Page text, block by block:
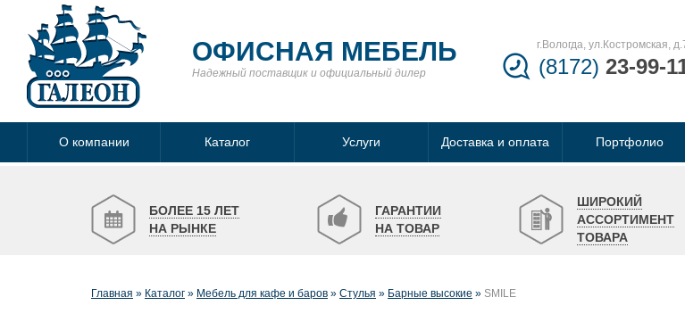
ОФИСНАЯ МЕБЕЛЬ
Надежный поставщик и официальный дилер
г.Вологда, ул.Костромская,
(8172) 23-99-
О компании Каталог Услуги Доставка и оплата Портфолио
БОЛЕЕ 15 ЛЕТ
НА РЫНКЕ
ГАРАНТИИ
НА ТОВАР
ШИРОКИЙ
АССОРТИМЕНТ
ТОВАРА
Главная Каталог Мебель для кафе и баров Стулья Барные высокие SMILE